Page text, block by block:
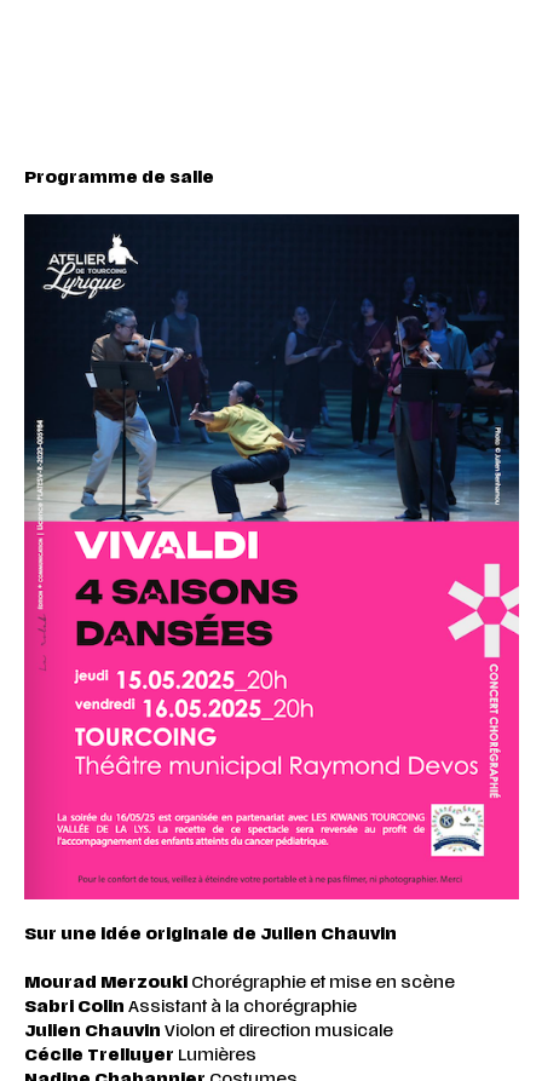
Programme de salle
Sur une idée originale de Julien Chauvin
Mourad Merzouki Chorégraphie et mise en scène
Sabri Colin Assistant à la chorégraphie
Julien Chauvin Violon et direction musicale
Cécile Trelluyer Lumières